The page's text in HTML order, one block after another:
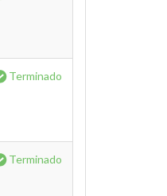
Terminado
Terminado